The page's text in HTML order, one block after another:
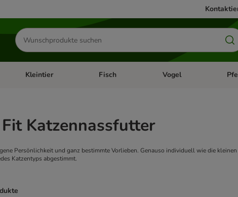
Produkte
suchen
& Zubehör
Kategorie-Menü öffnen: Hundefutter & Zubehör
Kleintier Kategorie-Menü öffnen: Kleintier
Fisch Kategorie-Menü öffnen:
Vogel
Katzennassfutter
Persönlichkeit und ganz bestimmte Vorlieben. Genauso individuell wie die
Katzentyps abgestimmt.